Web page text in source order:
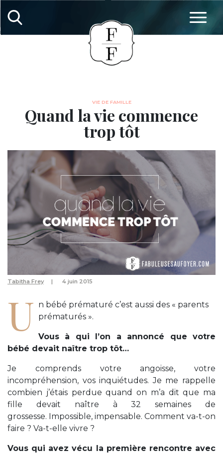
VIE DE FAMILLE
Quand la vie commence
trop tôt
Tabitha Frey 4 juin 2015
U n bébé prématuré c’est aussi des « parents
prématurés ».
Vous à qui l’on a annoncé que votre
bébé devait naître trop tôt…
Je comprends votre angoisse, votre
incompréhension, vos inquiétudes. Je me rappelle
combien j’étais perdue quand on m’a dit que ma
fille devait naître à 32 semaines de
grossesse. Impossible, impensable. Comment va-t-on
faire ? Va-t-elle vivre ?
Vous qui avez vécu la première rencontre avec